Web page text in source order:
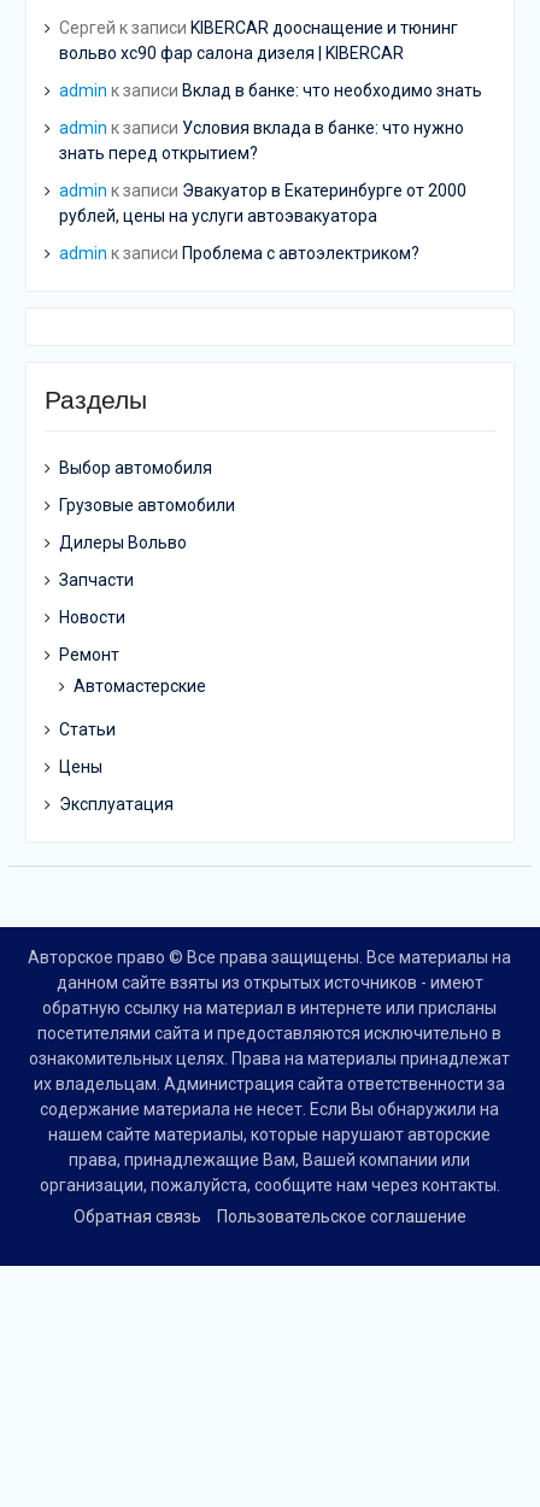
Сергей к записи KIBERCAR дооснащение и тюнинг
вольво хс90 фар салона дизеля | KIBERCAR
admin к записи Вклад в банке: что необходимо знать
admin к записи Условия вклада в банке: что нужно
знать перед открытием?
admin к записи Эвакуатор в Екатеринбурге от 2000
рублей, цены на услуги автоэвакуатора
admin к записи Проблема с автоэлектриком?
Разделы
Выбор автомобиля
Грузовые автомобили
Дилеры Вольво
Запчасти
Новости
Ремонт
Автомастерские
Статьи
Цены
Эксплуатация
Авторское право © Все права защищены. Все материалы на
данном сайте взяты из открытых источников - имеют
обратную ссылку на материал в интернете или присланы
посетителями сайта и предоставляются исключительно в
ознакомительных целях. Права на материалы принадлежат
их владельцам. Администрация сайта ответственности за
содержание материала не несет. Если Вы обнаружили на
нашем сайте материалы, которые нарушают авторские
права, принадлежащие Вам, Вашей компании или
организации, пожалуйста, сообщите нам через контакты.
Обратная связь
Пользовательское соглашение